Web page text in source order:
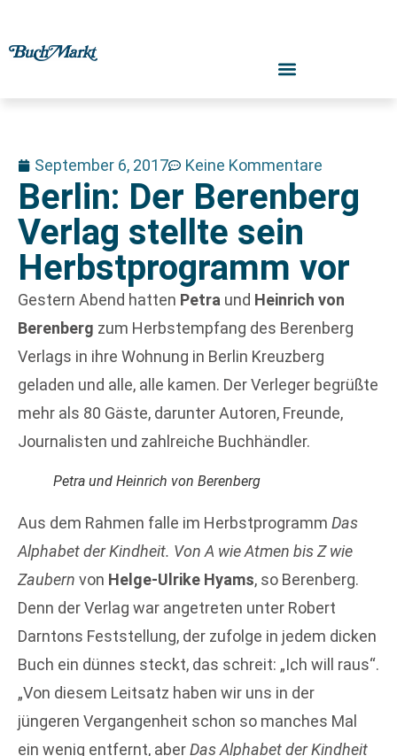
September 6, 2017 Keine Kommentare
Berlin: Der Berenberg
Verlag stellte sein
Herbstprogramm vor
Gestern Abend hatten Petra und Heinrich von
Berenberg zum Herbstempfang des Berenberg
Verlags in ihre Wohnung in Berlin Kreuzberg
geladen und alle, alle kamen. Der Verleger begrüßte
mehr als 80 Gäste, darunter Autoren, Freunde,
Journalisten und zahlreiche Buchhändler.
Petra und Heinrich von Berenberg
Aus dem Rahmen falle im Herbstprogramm Das
Alphabet der Kindheit. Von A wie Atmen bis Z wie
Zaubern von Helge-Ulrike Hyams, so Berenberg.
Denn der Verlag war angetreten unter Robert
Darntons Feststellung, der zufolge in jedem dicken
Buch ein dünnes steckt, das schreit: „Ich will raus“.
„Von diesem Leitsatz haben wir uns in der
jüngeren Vergangenheit schon so manches Mal
ein wenig entfernt, aberDas Alphabet der Kindheit